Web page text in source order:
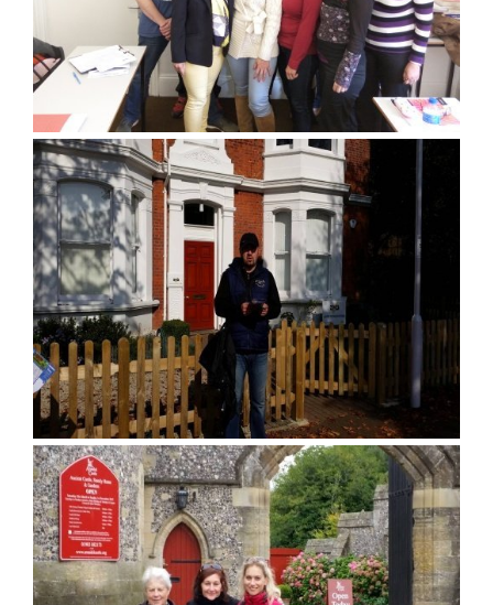
Studium
Projekty
Rekonstrukce cvičné kuchyně
EU peníze školám
Implementace dlouhodobého záměru
Moravskoslezského kraje
Digitalizujeme školu
Operační program Jan Amos Komenský -
Šablony pro SŠ a VOŠ I
Operační program Jan Amos Komenský -
Šablony pro SŠ a VOŠ II
Erasmus+ odborné vzdělávání a příprava "
Poznáváme řeckou gastronomii" , výzva
Erasmus+ odborné vzdělávání a příprava,
mobilita jednotlivců, přizvaní odborní
výzva 2024
Erasmus+ odborné vzdělávání a příprava
"Poznejme proslulou světovou kuchyni" ,
2025
Operační program spravedlivá